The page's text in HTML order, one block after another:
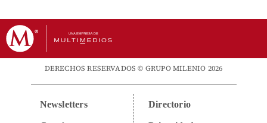
DERECHOS RESERVADOS © GRUPO MILENIO 2026
Newsletters Directorio